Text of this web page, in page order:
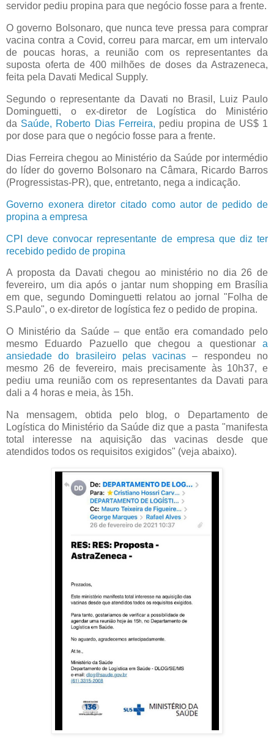
servidor pediu propina para que negócio fosse para a frente.
O governo Bolsonaro, que nunca teve pressa para comprar
vacina contra a Covid, correu para marcar, em um intervalo
de poucas horas, a reunião com os representantes da
suposta oferta de 400 milhões de doses da Astrazeneca,
feita pela Davati Medical Supply.
Segundo o representante da Davati no Brasil, Luiz Paulo
Dominguetti, o ex-diretor de Logística do Ministério
da Saúde, Roberto Dias Ferreira, pediu propina de US$ 1
por dose para que o negócio fosse para a frente.
Dias Ferreira chegou ao Ministério da Saúde por intermédio
do líder do governo Bolsonaro na Câmara, Ricardo Barros
(Progressistas-PR), que, entretanto, nega a indicação.
Governo exonera diretor citado como autor de pedido de
propina a empresa
CPI deve convocar representante de empresa que diz ter
recebido pedido de propina
A proposta da Davati chegou ao ministério no dia 26 de
fevereiro, um dia após o jantar num shopping em Brasília
em que, segundo Dominguetti relatou ao jornal "Folha de
S.Paulo", o ex-diretor de logística fez o pedido de propina.
O Ministério da Saúde – que então era comandado pelo
mesmo Eduardo Pazuello que chegou a questionara
ansiedade do brasileiro pelas vacinas– respondeu no
mesmo 26 de fevereiro, mais precisamente às 10h37, e
pediu uma reunião com os representantes da Davati para
dali a 4 horas e meia, às 15h.
Na mensagem, obtida pelo blog, o Departamento de
Logística do Ministério da Saúde diz que a pasta "manifesta
total interesse na aquisição das vacinas desde que
atendidos todos os requisitos exigidos" (veja abaixo).